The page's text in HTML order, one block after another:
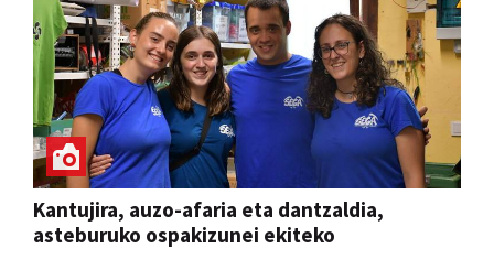
Kantujira, auzo-afaria eta dantzaldia,
asteburuko ospakizunei ekiteko